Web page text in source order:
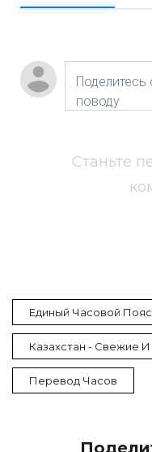
Станьте
Единый Часовой Пояс
Казахстан - Свежие
Перевод Часов